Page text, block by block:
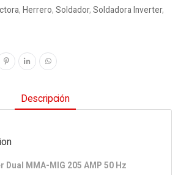
, Herrero, Soldador, Soldadora Inverter,
Descripción
MMA-MIG 205 AMP 50 Hz